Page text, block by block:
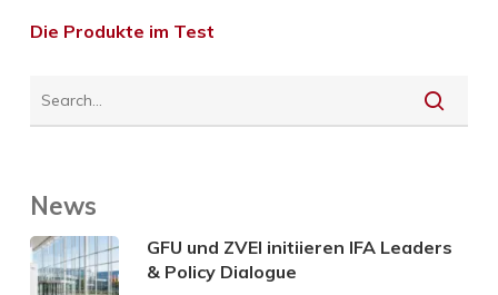
Die Produkte im Test
News
GFU und ZVEI initiieren IFA Leaders
& Policy Dialogue